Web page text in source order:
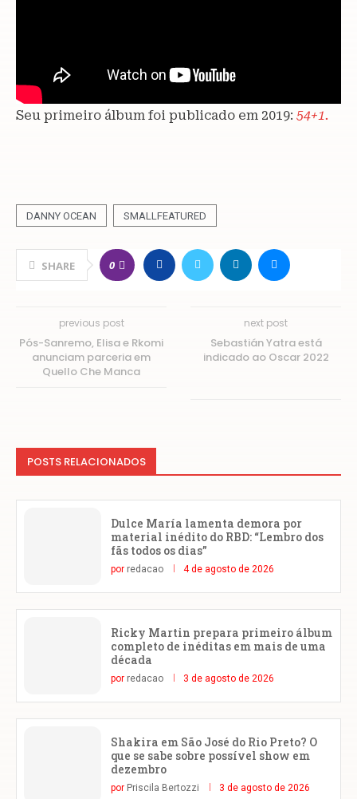
Seu primeiro álbum foi publicado em 2019: 54+1.
DANNY OCEAN SMALLFEATURED
SHARE 0
previous post
Pós-Sanremo, Elisa e Rkomi
anunciam parceria em
Quello Che Manca
next post
Sebastián Yatra está
indicado ao Oscar 2022
POSTS RELACIONADOS
Dulce María lamenta demora por
material inédito do RBD: “Lembro dos
fãs todos os dias”
por redacao 4 de agosto de 2026
Ricky Martin prepara primeiro álbum
completo de inéditas em mais de uma
década
por redacao 3 de agosto de 2026
Shakira em São José do Rio Preto? O
que se sabe sobre possível show em
dezembro
por Priscila Bertozzi 3 de agosto de 2026